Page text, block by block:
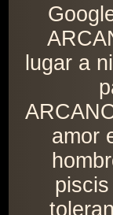
lugar a
amor